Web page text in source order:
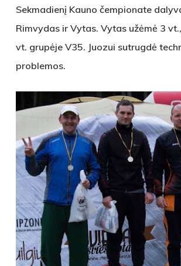
Sekmadienį Kauno čempionate
Rimvydas ir Vytas. Vytas užėmė 3
vt. grupėje V35. Juozui sutrugdė
problemos.